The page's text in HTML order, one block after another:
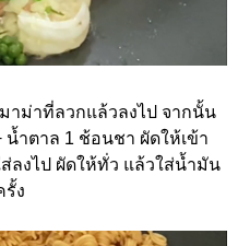
มาม่าที่ลวกแล้วลงไป จากนั้น
ำตาล 1 ช้อนชา ผัดให้เข้า
ลงไป ผัดให้ทั่ว แล้วใส่น้ำมัน
รั้ง